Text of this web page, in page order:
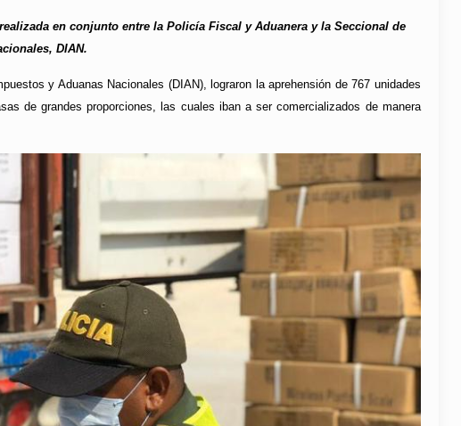
en conjunto entre la Policía Fiscal y Aduanera y la Seccional de
DIAN.
y Aduanas Nacionales (DIAN), lograron la aprehensión de 767 unidades
de grandes proporciones, las cuales iban a ser comercializados de manera